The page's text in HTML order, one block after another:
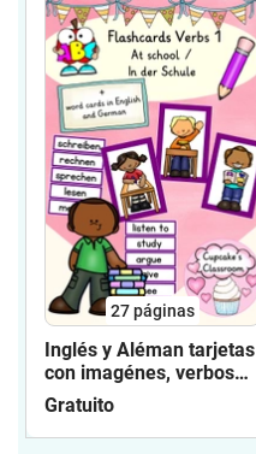
27páginas
Inglés y Aléman tarjetas
con imagénes, verbos
escuela, Flashcards
verbs school, Verben
Schule English, German
Gratuito